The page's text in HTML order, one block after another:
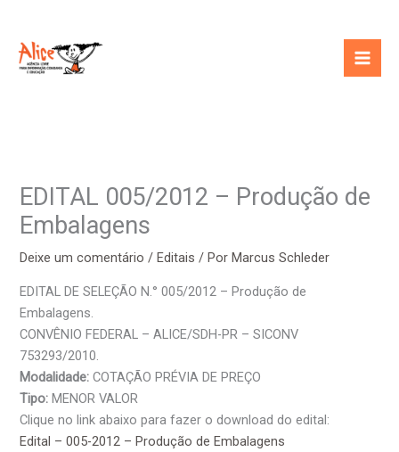
conteúdo
EDITAL 005/2012 – Produção de
Embalagens
Deixe um comentário /Editais / PorMarcus Schleder
EDITAL DE SELEÇÃO N.° 005/2012 – Produção de
Embalagens.
CONVÊNIO FEDERAL – ALICE/SDH-PR – SICONV
753293/2010.
Modalidade: COTAÇÃO PRÉVIA DE PREÇO
Tipo: MENOR VALOR
Clique no link abaixo para fazer o download do edital:
Edital – 005-2012 – Produção de Embalagens